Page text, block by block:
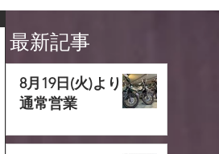
最新記事
8月19日(火)より
通常営業